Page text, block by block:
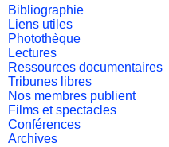
Bibliographie
Liens utiles
Photothèque
Lectures
Ressources documentaires
Tribunes libres
Nos membres publient
Films et spectacles
Conférences
Archives